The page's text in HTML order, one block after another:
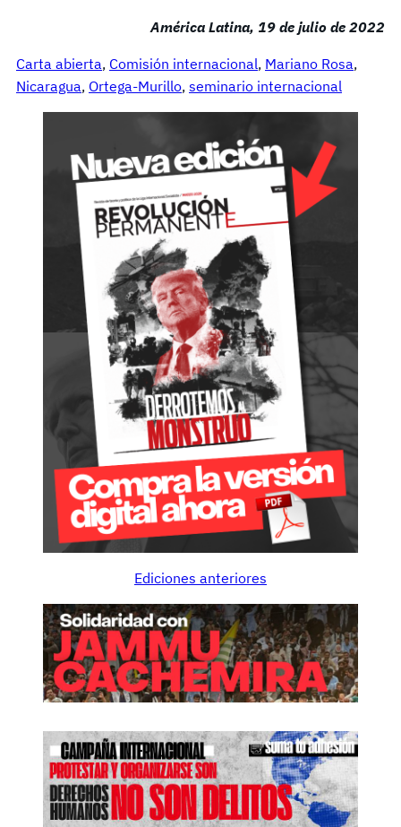
América Latina, 19 de julio de 2022
Carta abierta, Comisión internacional, Mariano Rosa
Nicaragua, Ortega-Murillo, seminario internacional
Ediciones anteriores